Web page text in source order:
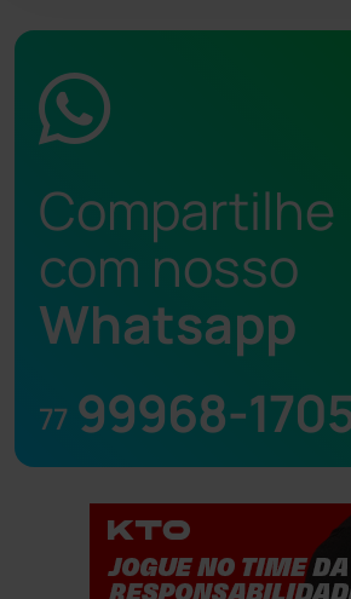
Compartilhe
com nosso
Whatsapp
77 99968-